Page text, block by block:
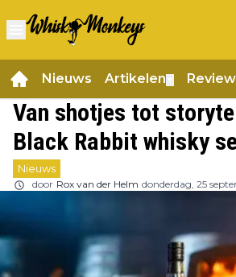
Nieuws Artikelen
Van shotjes tot
Black Rabbit whisky
Nieuws
door Rox van der Helm donderdag, 25